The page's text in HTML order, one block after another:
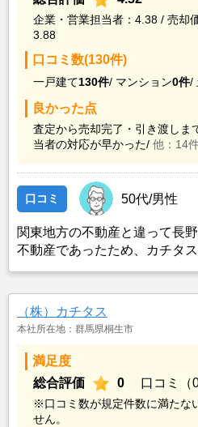
企業・営業担当者：4.38 / 売却
3.88
口コミ数(130件)
一戸建て130件/ マンション0件/
良かった点
査定から売却完了・引き渡しま
当者の対応が早かった/ 他：14
口コミ 50代/男性
関東地方の不動産と違って長
不動産であったため、カチタ
も空き家の状態で不動産を残
を決めた。
（株）カチタス
本社所在地：群馬県桐生市
満足度
総合評価
0 口コミ（0
※口コミ数が規定件数に満たな
せん。